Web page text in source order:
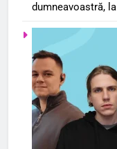
dumneavoastră,